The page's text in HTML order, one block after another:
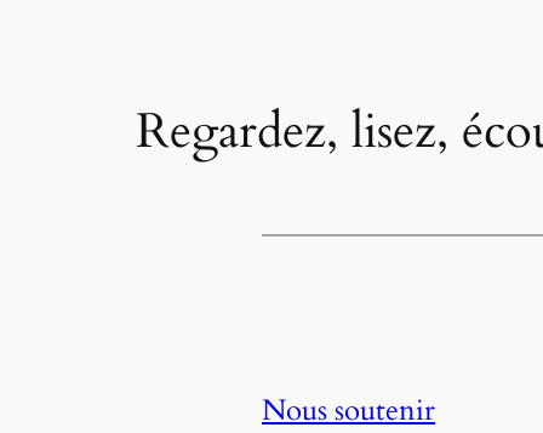
Regardez, lisez,
Nous soutenir